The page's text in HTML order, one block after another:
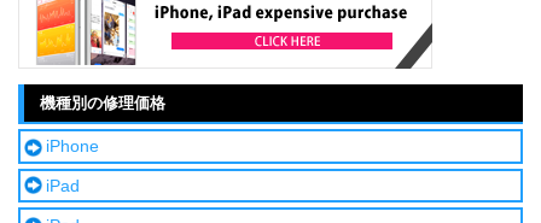
機種別の修理価格
iPhone
iPad